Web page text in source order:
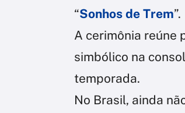
“Sonhos de Trem”.
A cerimônia reúne
simbólico na
temporada.
No Brasil, ainda